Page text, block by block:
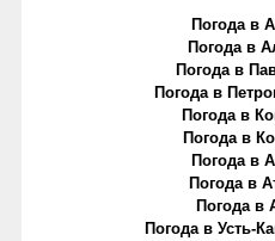
Погода в
Погода в
Погода в
Погода в
Погода в
Погода в
Погода в
Погода в
Погода в
Погода в Усть-